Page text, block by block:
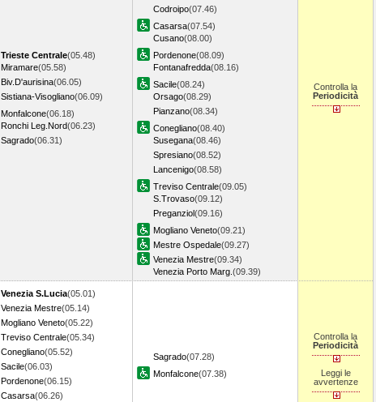
Trieste Centrale(05.48)
Miramare(05.58)
Biv.D'aurisina(06.05)
Sistiana-Visogliano(06.09)
Monfalcone(06.18)
Ronchi Leg.Nord(06.23)
Sagrado(06.31)
Codroipo(07.46)
Casarsa(07.54)
Cusano(08.00)
Pordenone(08.09)
Fontanafredda(08.16)
Sacile(08.24)
Orsago(08.29)
Pianzano(08.34)
Conegliano(08.40)
Susegana(08.46)
Spresiano(08.52)
Lancenigo(08.58)
Treviso Centrale(09.05)
S.Trovaso(09.12)
Preganziol(09.16)
Mogliano Veneto(09.21)
Mestre Ospedale(09.27)
Venezia Mestre(09.34)
Venezia Porto Marg. (09.39)
Controlla la
Periodicità
Venezia S.Lucia(05.01)
Venezia Mestre(05.14)
Mogliano Veneto(05.22)
Treviso Centrale(05.34)
Conegliano(05.52)
Sacile(06.03)
Pordenone(06.15)
Casarsa(06.26)
Sagrado(07.28)
Monfalcone(07.38)
Controlla la
Periodicità
Leggi le
avvertenze